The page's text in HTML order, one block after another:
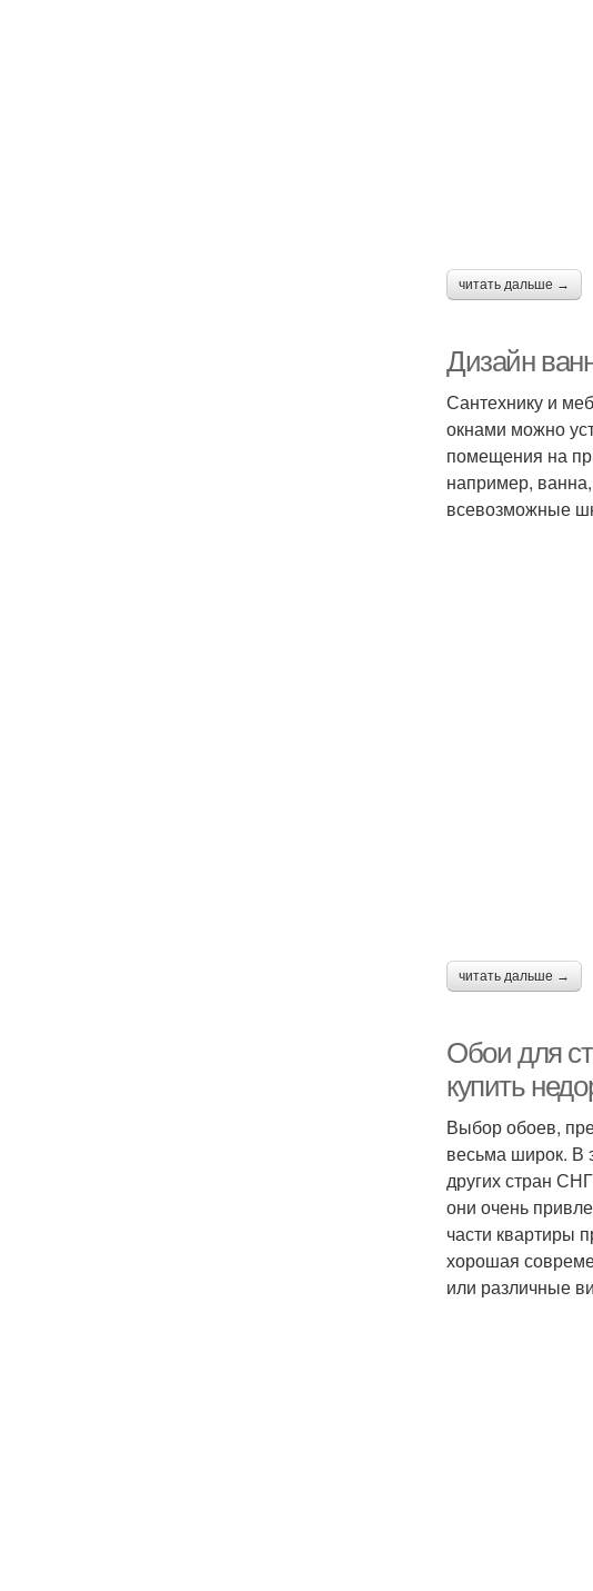
читать дальше →
Дизайн
Сантехнику и
окнами можно
помещения на
например,
всевозможные
читать дальше →
Обои для
купить
Выбор обоев,
весьма широк. В
других стран
они очень
части квартиры
хорошая
или различные